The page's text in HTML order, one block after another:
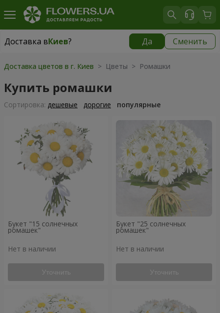
Доставка вКиев? Да Сменить
Доставка вКиев
Доставка цветов в г. Киев > Цветы > Ромашки
Купить ромашки
Cортировка: дешевые дорогие популярные
Букет "15 солнечных
ромашек"
Нет в наличии
Уточнить
Букет "25 солнечных
ромашек"
Нет в наличии
Уточнить